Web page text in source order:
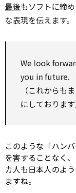
最後もソフトに締
な表現を伝えます。
We look
you in future.
（これからも
にしております
このような「ハン
を害することなく
カ人も日本人のよ
ますね。